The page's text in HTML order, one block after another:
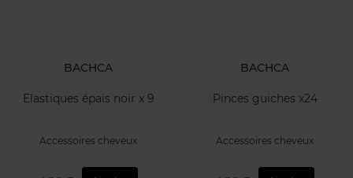
BACHCA
Elastiques épais noir x 9
Accessoires cheveux
BACHCA
Pinces guiches x24
Accessoires cheveux